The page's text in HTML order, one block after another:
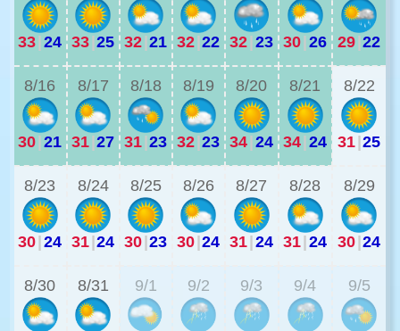
33|24 33|25 32|21 32|22 32|23 30|26 29|22
8/16
30|21
8/17
31|27
8/18
31|23
8/19
32|23
8/20
34|24
8/21
34|24
8/22
31|25
8/23
30|24
8/24
31|24
8/25
30|23
8/26
30|24
8/27
31|24
8/28
31|24
8/29
30|24
8/30 8/31 9/1 9/2 9/3 9/4 9/5